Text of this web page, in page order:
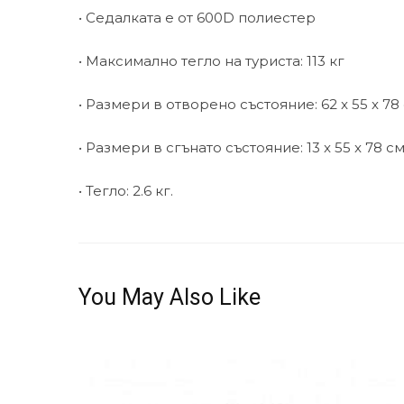
• Седалката е от 600D полиестер
• Максимално тегло на туриста: 113 кг
• Размери в отворено състояние: 62 x 55 x
• Размери в сгънато състояние: 13 x 55 x 78 см
• Тегло: 2.6 кг.
You May Also Like